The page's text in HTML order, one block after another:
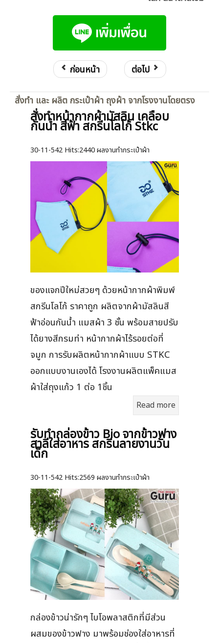
ก่อนหน้า ต่อไป
สั่งทำ และ ผลิต กระเป๋าผ้า ถุงผ้า จากโรงงานโดยตรง
สั่งทำหน้ากากผ้ามัสลิน เคลือบ
กันน้ำ สีฟ้า สกรีนโลโก้ Stkc
30-11-542 Hits:2440 ผลงานทำกระเป๋าผ้า
ของแจกปีใหม่สวยๆ ด้วยหน้ากากผ้าพิมพ์
สกรีนโลโก้ ราคาถูก ผลิตจากผ้ามัสลินสี
ฟ้าอ่อนกันน้ำ แมสผ้า 3 ชั้น พร้อมสายปรับ
ได้ยางสีกรมท่า หน้ากากผ้าไร้รอยต่อที่
จมูก การรับผลิตหน้ากากผ้าแบบ STKC
ออกแบบงานเองได้ โรงงานผลิตแพ็คแมส
ผ้าใส่ถุงแก้ว 1 ต่อ 1ชิ้น
Read more
รับทำกล่องข้าว Bio จากข้าวฟาง
สาลีใส่อาหาร สกรีนลายงานวัน
เด็ก
30-11-542 Hits:2569 ผลงานทำกระเป๋าผ้า
กล่องข้าวน่ารักๆ ไบโอพลาสติกที่มีส่วน
ผสมของข้าวฟาง มาพร้อมช่องใส่อาหารที่